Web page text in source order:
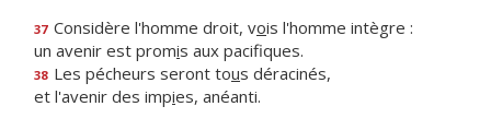
37 Considère l'homme droit, vois l'homme intègre :
un avenir est promis aux pacifiques.
38 Les pécheurs seront tous déracinés,
et l'avenir des impies, anéanti.